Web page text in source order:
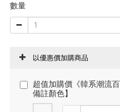
數量
以優惠價加購商品
超值加購價《韓系潮流
備註顏色】